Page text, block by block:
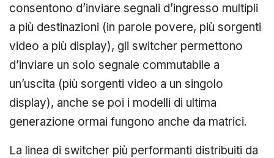
consentono d’inviare segnali d’ingresso multipli
a più destinazioni (in parole povere, più sorgenti
video a più display), gli switcher permettono
d’inviare un solo segnale commutabile a
un’uscita (più sorgenti video a un singolo
display), anche se poi i modelli di ultima
generazione ormai fungono anche da matrici.
La linea di switcher più performanti distribuiti da